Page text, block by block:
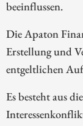
beeinflussen.
Die Apaton
Erstellung und
entgeltlichen
Es besteht aus